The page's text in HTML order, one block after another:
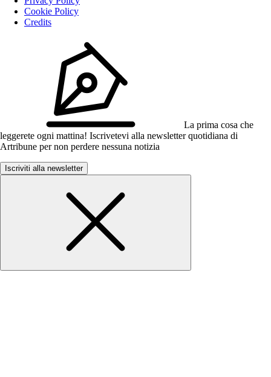
Cookie Policy
Credits
La prima cosa che
leggerete ogni mattina! Iscrivetevi alla newsletter quotidiana di
Artribune per non perdere nessuna notizia
Iscriviti alla newsletter